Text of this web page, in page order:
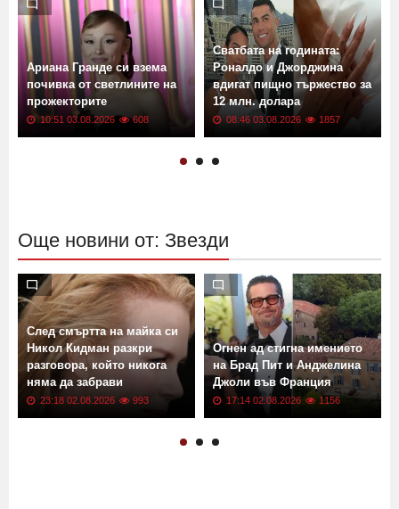
Ариана Гранде си взема
почивка от светлините на
прожекторите
10:51 03.08.2026 608
Сватбата на годината:
Роналдо и Джорджина
вдигат пищно тържество за
12 млн. долара
08:46 03.08.2026 1857
Още новини от: Звезди
След смъртта на майка си
Никол Кидман разкри
разговора, който никога
няма да забрави
23:18 02.08.2026 993
Огнен ад стигна имението
на Брад Пит и Анджелина
Джоли във Франция
17:14 02.08.2026 1156